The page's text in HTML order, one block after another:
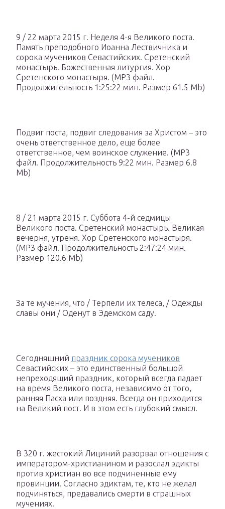
9 / 22 марта 2015 г. Неделя 4-я Великого поста.
Память преподобного Иоанна Лествичника и
сорока мучеников Севастийских. Сретенский
монастырь. Божественная литургия. Хор
Сретенского монастыря. (MP3 файл.
Продолжительность 1:25:22 мин. Размер 61.5 Mb)
Подвиг поста, подвиг следования за Христом – это
очень ответственное дело, еще более
ответственное, чем воинское служение. (MP3
файл. Продолжительность 9:22 мин. Размер 6.8
Mb)
8 / 21 марта 2015 г. Суббота 4-й седмицы
Великого поста. Сретенский монастырь. Великая
вечерня, утреня. Хор Сретенского монастыря.
(MP3 файл. Продолжительность 2:47:24 мин.
Размер 120.6 Mb)
За те мучения, что / Терпели их телеса, / Одежды
славы они / Оденут в Эдемском саду.
Сегодняшний праздник сорока мучеников
Севастийских – это единственный большой
непреходящий праздник, который всегда падает
на время Великого поста, независимо от того,
ранняя Пасха или поздняя. Всегда он приходится
на Великий пост. И в этом есть глубокий смысл.
В 320 г. жестокий Лициний разорвал отношения с
императором-христианином и разослал эдикты
против христиан во все подчиненные ему
провинции. Согласно эдиктам, те, кто не желал
подчиняться, предавались смерти в страшных
мучениях.